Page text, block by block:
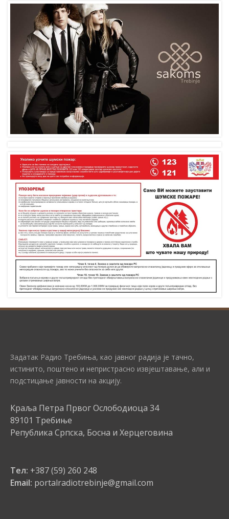
Задатак Радио Требиња, као јавног радија је тачно,
истинито, поштено и непристрасно извјештавање, али и
подстицање јавности на акцију.
Краља Петра Првог Ослободиоца 34
89101 Требиње
Република Српска, Босна и Херцеговина
Тел: +387 (59) 260 248
Email: portalradiotrebinje@gmail.com